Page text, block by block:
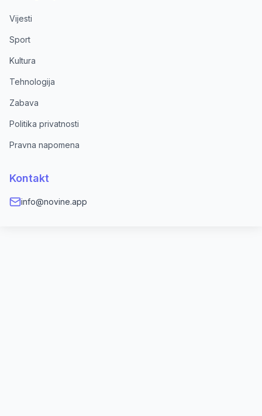
Vijesti
Sport
Kultura
Tehnologija
Zabava
Politika privatnosti
Pravna napomena
Kontakt
info@novine.app